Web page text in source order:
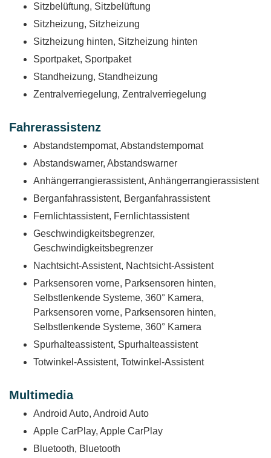
Sitzbelüftung, Sitzbelüftung
Sitzheizung, Sitzheizung
Sitzheizung hinten, Sitzheizung hinten
Sportpaket, Sportpaket
Standheizung, Standheizung
Zentralverriegelung, Zentralverriegelung
Fahrerassistenz
Abstandstempomat, Abstandstempomat
Abstandswarner, Abstandswarner
Anhängerrangierassistent, Anhängerrangierassistent
Berganfahrassistent, Berganfahrassistent
Fernlichtassistent, Fernlichtassistent
Geschwindigkeitsbegrenzer,
Geschwindigkeitsbegrenzer
Nachtsicht-Assistent, Nachtsicht-Assistent
Parksensoren vorne, Parksensoren hinten,
Selbstlenkende Systeme, 360° Kamera,
Parksensoren vorne, Parksensoren hinten,
Selbstlenkende Systeme, 360° Kamera
Spurhalteassistent, Spurhalteassistent
Totwinkel-Assistent, Totwinkel-Assistent
Multimedia
Android Auto, Android Auto
Apple CarPlay, Apple CarPlay
Bluetooth, Bluetooth